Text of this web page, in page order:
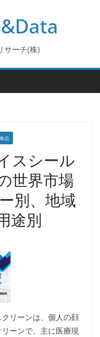
サーチ(株)
品
スシール
世界市場
別、地域
途別
リーンは、個人の顔
ーンで、主に医療現